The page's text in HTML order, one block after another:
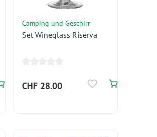
Camping und Geschirr
Set Wineglass Riserva
CHF 28.00